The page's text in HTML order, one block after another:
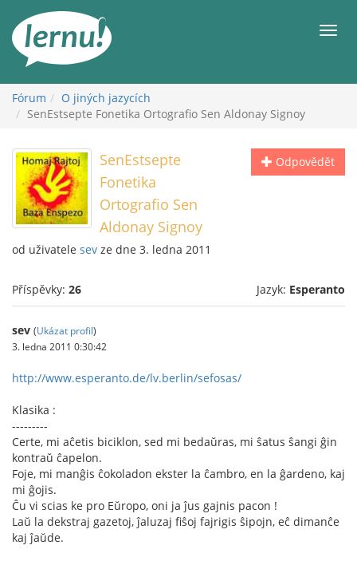
obsahu
Fórum
O jiných jazycích
SenEstsepte Fonetika Ortografio Sen Aldonay Signoy
Odpovědět
SenEstsepte
Fonetika
Ortografio Sen
Aldonay Signoy
od uživatele sev ze dne 3. ledna 2011
Příspěvky: 26 Jazyk: Esperanto
sev (Ukázat profil)
3. ledna 2011 0:30:42
http://www.esperanto.de/lv.berlin/sefosas/
Klasika :
---------
Certe, mi aĉetis biciklon, sed mi bedaŭras, mi ŝatus ŝangi ĝin
kontraŭ ĉapelon.
Foje, mi manĝis ĉokoladon ekster la ĉambro, en la ĝardeno, kaj
mi ĝojis.
Ĉu vi scias ke pro Eŭropo, oni ja ĵus gajnis pacon !
Laŭ la dekstraj gazetoj, ĵaluzaj fiŝoj fajrigis ŝipojn, eĉ dimanĉe
kaj ĵaŭde.